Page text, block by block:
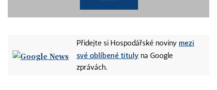
Přidejte si Hospodářské noviny mezi
své oblíbené tituly na Google
zprávách.